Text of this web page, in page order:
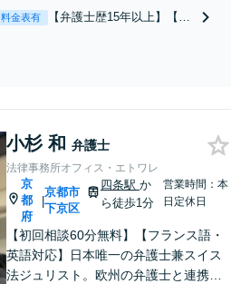
池駅3分】【女性弁護
士も在籍】慰謝料／
気軽にご相談くださ
い【完全個室あり】
【初回相談30分無
料】
料金表有
【弁護士歴15年以上】【京
ースご相談ください。相続
続き・交渉をしっかりとサ
ポートします。【初回面談
小杉 和 弁護士
法律事務所オフィス・エトワレ
京
都
府
|
京都市
下京区
四条駅 か
ら徒歩1分
営業時間：本
日定休日
【初回相談60分無料】【フランス語・
英語対応】日本唯一の弁護士兼スイス
法ジュリスト。欧州の弁護士と連携し